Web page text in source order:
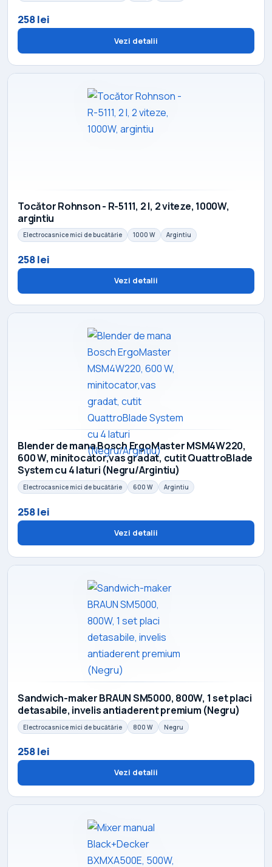
258 lei
Vezi detalii
Tocător Rohnson - R-5111, 2 l, 2 viteze, 1000W,
argintiu
Electrocasnice mici de bucătărie 1000 W Argintiu
258 lei
Vezi detalii
Blender de mana Bosch ErgoMaster MSM4W220,
600 W, minitocator,vas gradat, cutit QuattroBlade
System cu 4 laturi (Negru/Argintiu)
Electrocasnice mici de bucătărie 600 W Argintiu
258 lei
Vezi detalii
Sandwich-maker BRAUN SM5000, 800W, 1 set placi
detasabile, invelis antiaderent premium (Negru)
Electrocasnice mici de bucătărie 800 W Negru
258 lei
Vezi detalii